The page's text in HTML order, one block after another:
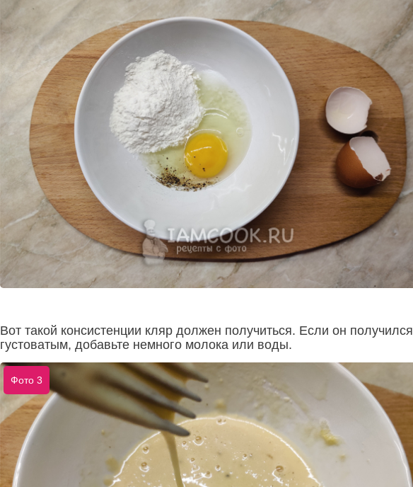
Вот такой консистенции кляр должен получиться. Если он получился
густоватым, добавьте немного молока или воды.
Фото 3